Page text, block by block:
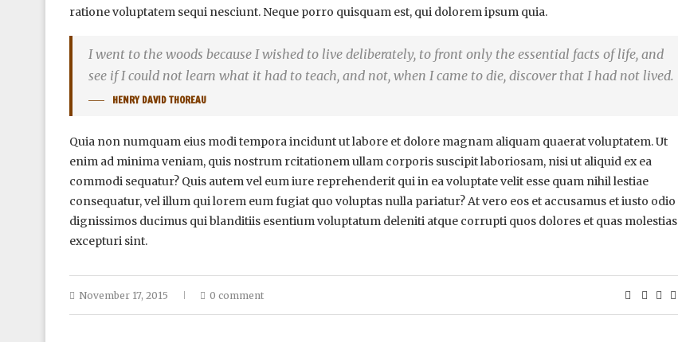
ratione voluptatem sequi nesciunt. Neque porro quisquam est, qui dolorem ipsum quia.
I went to the woods because I wished to live deliberately, to front only the essential facts of life, and
see if I could not learn what it had to teach, and not, when I came to die, discover that I had not lived.
HENRY DAVID THOREAU
Quia non numquam eius modi tempora incidunt ut labore et dolore magnam aliquam quaerat voluptatem. Ut
enim ad minima veniam, quis nostrum rcitationem ullam corporis suscipit laboriosam, nisi ut aliquid ex ea
commodi sequatur? Quis autem vel eum iure reprehenderit qui in ea voluptate velit esse quam nihil lestiae
consequatur, vel illum qui lorem eum fugiat quo voluptas nulla pariatur? At vero eos et accusamus et iusto odio
dignissimos ducimus qui blanditiis esentium voluptatum deleniti atque corrupti quos dolores et quas molestias
excepturi sint.
November 17, 2015 0 comment